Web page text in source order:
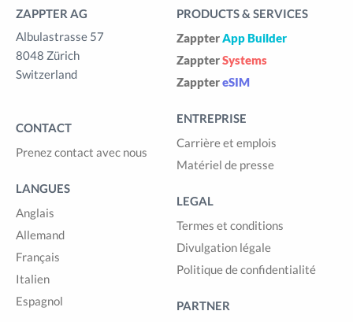
ZAPPTER AG
Albulastrasse 57
8048 Zürich
Switzerland
CONTACT
Prenez contact avec nous
LANGUES
Anglais
Allemand
Français
Italien
Espagnol
PRODUCTS & SERVICES
ZappterApp Builder
ZappterSystems
ZapptereSIM
ENTREPRISE
Carrière et emplois
Matériel de presse
LEGAL
Termes et conditions
Divulgation légale
Politique de confidentialité
PARTNER